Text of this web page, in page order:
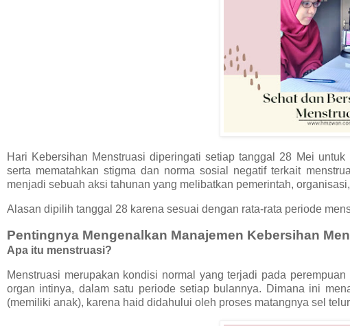
Hari Kebersihan Menstruasi diperingati setiap tanggal 28 Mei
serta mematahkan stigma dan norma sosial negatif terkait
menjadi sebuah aksi tahunan yang melibatkan pemerintah,
Alasan dipilih tanggal 28 karena sesuai dengan rata-rata periode
Pentingnya Mengenalkan Manajemen Kebersihan
Apa itu menstruasi?
Menstruasi merupakan kondisi normal yang terjadi pada
organ intinya, dalam satu periode setiap bulannya. Dimana ini
(memiliki anak), karena haid didahului oleh proses matangnya sel